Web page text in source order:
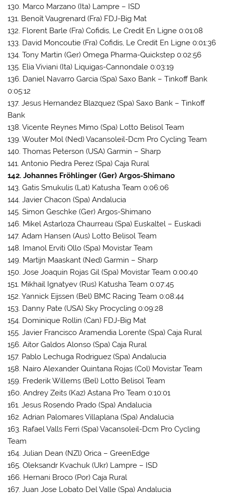
130. Marco Marzano (Ita) Lampre – ISD
131. Benoît Vaugrenard (Fra) FDJ-Big Mat
132. Florent Barle (Fra) Cofidis, Le Credit En Ligne 0:01:08
133. David Moncoutie (Fra) Cofidis, Le Credit En Ligne 0:01:36
134. Tony Martin (Ger) Omega Pharma-Quickstep 0:02:56
135. Elia Viviani (Ita) Liquigas-Cannondale 0:03:19
136. Daniel Navarro Garcia (Spa) Saxo Bank – Tinkoff Bank
0:05:12
137. Jesus Hernandez Blazquez (Spa) Saxo Bank – Tinkoff
Bank
138. Vicente Reynes Mimo (Spa) Lotto Belisol Team
139. Wouter Mol (Ned) Vacansoleil-Dcm Pro Cycling Team
140. Thomas Peterson (USA) Garmin – Sharp
141. Antonio Piedra Perez (Spa) Caja Rural
142. Johannes Fröhlinger (Ger) Argos-Shimano
143. Gatis Smukulis (Lat) Katusha Team 0:06:06
144. Javier Chacon (Spa) Andalucia
145. Simon Geschke (Ger) Argos-Shimano
146. Mikel Astarloza Chaurreau (Spa) Euskaltel – Euskadi
147. Adam Hansen (Aus) Lotto Belisol Team
148. Imanol Erviti Ollo (Spa) Movistar Team
149. Martijn Maaskant (Ned) Garmin – Sharp
150. Jose Joaquin Rojas Gil (Spa) Movistar Team 0:00:40
151. Mikhail Ignatyev (Rus) Katusha Team 0:07:45
152. Yannick Eijssen (Bel) BMC Racing Team 0:08:44
153. Danny Pate (USA) Sky Procycling 0:09:28
154. Dominique Rollin (Can) FDJ-Big Mat
155. Javier Francisco Aramendia Lorente (Spa) Caja Rural
156. Aitor Galdos Alonso (Spa) Caja Rural
157. Pablo Lechuga Rodriguez (Spa) Andalucia
158. Nairo Alexander Quintana Rojas (Col) Movistar Team
159. Frederik Willems (Bel) Lotto Belisol Team
160. Andrey Zeits (Kaz) Astana Pro Team 0:10:01
161. Jesus Rosendo Prado (Spa) Andalucia
162. Adrian Palomares Villaplana (Spa) Andalucia
163. Rafael Valls Ferri (Spa) Vacansoleil-Dcm Pro Cycling
Team
164. Julian Dean (NZl) Orica – GreenEdge
165. Oleksandr Kvachuk (Ukr) Lampre – ISD
166. Hernani Broco (Por) Caja Rural
167. Juan Jose Lobato Del Valle (Spa) Andalucia